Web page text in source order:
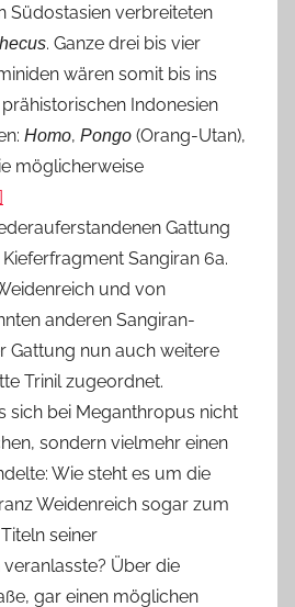
Südostasien verbreiteten
. Ganze drei bis vier
wären somit bis ins
Indonesien
Homo, Pongo (Orang-Utan),
möglicherweise
Gattung
Sangiran 6a.
und von
anderen Sangiran-
Gattung nun auch weitere
Trinil zugeordnet.
sich bei Meganthropus nicht
sondern vielmehr einen
Wie steht es um die
Weidenreich sogar zum
seiner
Über die
gar einen möglichen